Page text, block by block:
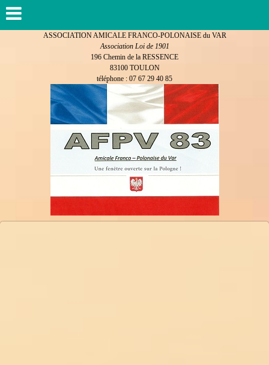
ASSOCIATION AMICALE FRANCO-POLONAISE du VAR
Association Loi de 1901
196 Chemin de la RESSENCE
83100 TOULON
téléphone : 07 67 29 40 85